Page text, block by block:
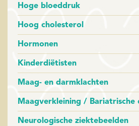
Hoge bloeddruk
Hoog cholesterol
Hormonen
Kinderdiëtisten
Maag- en darmklachten
Maagverkleining / Bariatrische
Neurologische ziektebeelden